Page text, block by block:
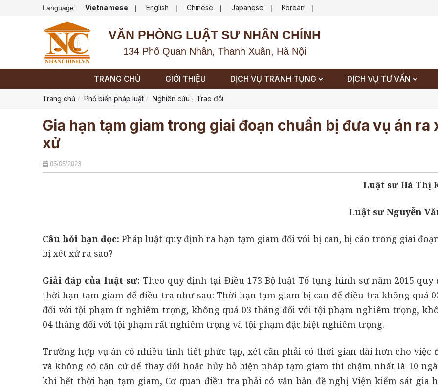
Language: Vietnamese | English | Chinese | Japanese | Korean |
VĂN PHÒNG LUẬT SƯ NHÂN CHÍNH
134 Phố Quan Nhân, Thanh Xuân, Hà Nội
TRANG CHỦ GIỚI THIỆU DỊCH VỤ TRANH TỤNG DỊCH VỤ TƯ VẤN
Trang chủ Phổ biến pháp luật Nghiên cứu - Trao đổi
Gia hạn tạm giam trong giai đoạn chuẩn bị đưa vụ án ra
xử
05/05/2023
Luật sư Hà Thị
Luật sư Nguyễn
Câu hỏi bạn đọc: Pháp luật quy định ra hạn tạm giam đối với bị can, bị cáo trong giai
bị xét xử ra sao?
Giải đáp của luật sư: Theo quy định tại Điều 173 Bộ luật Tố tụng hình sự năm 2015 quy
thời hạn tạm giam để điều tra như sau: Thời hạn tạm giam bị can để điều tra không quá
đối với tội phạm ít nghiêm trọng, không quá 03 tháng đối với tội phạm nghiêm trọng,
04 tháng đối với tội phạm rất nghiêm trọng và tội phạm đặc biệt nghiêm trọng.
Trường hợp vụ án có nhiều tình tiết phức tạp, xét cần phải có thời gian dài hơn cho việc
và không có căn cứ để thay đổi hoặc hủy bỏ biện pháp tạm giam thì chậm nhất là 10
khi hết thời hạn tạm giam, Cơ quan điều tra phải có văn bản đề nghị Viện kiểm sát gia